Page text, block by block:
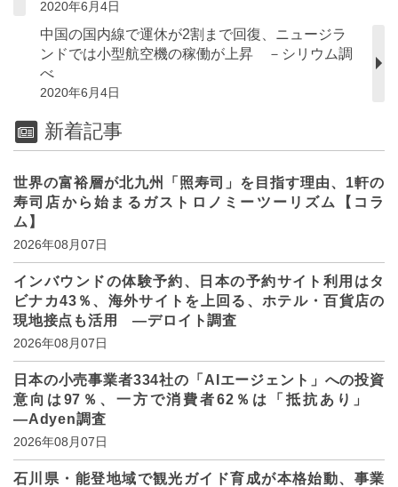
2020年6月4日
中国の国内線で運休が2割まで回復、ニュージラ
ンドでは小型航空機の稼働が上昇 －シリウム調
べ
2020年6月4日
新着記事
世界の富裕層が北九州「照寿司」を目指す理由、1軒の
寿司店から始まるガストロノミーツーリズム【コラ
ム】
2026年08月07日
インバウンドの体験予約、日本の予約サイト利用はタ
ビナカ43％、海外サイトを上回る、ホテル・百貨店の
現地接点も活用 ―デロイト調査
2026年08月07日
日本の小売事業者334社の「AIエージェント」への投資
意向は97％、一方で消費者62％は「抵抗あり」
―Adyen調査
2026年08月07日
石川県・能登地域で観光ガイド育成が本格始動、事業